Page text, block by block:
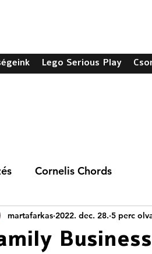
Lego Serious Play
Cornelis Chords
martafarkas 2022. dec. 28. 5 perc